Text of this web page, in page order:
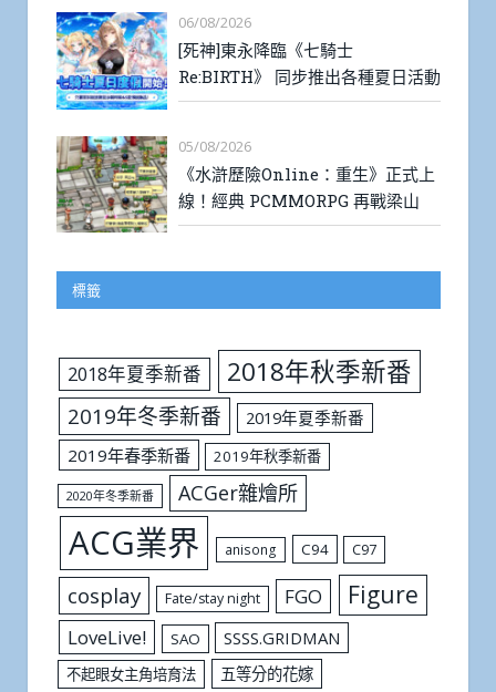
06/08/2026
[死神]東永降臨《七騎士
Re:BIRTH》 同步推出各種夏日活動
05/08/2026
《水滸歷險Online：重生》正式上
線！經典 PCMMORPG 再戰梁山
標籤
2018年夏季新番 2018年秋季新番
2019年冬季新番
2019年夏季新番
2019年春季新番
2019年秋季新番
2020年冬季新番 ACGer雜燴所
ACG業界 anisong C94 C97
cosplay Fate/stay night FGO Figure
LoveLive! SAO SSSS.GRIDMAN
不起眼女主角培育法 五等分的花嫁